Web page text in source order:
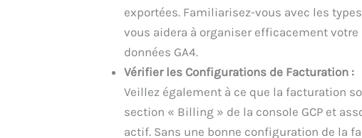
exportées. Familiarisez-vous avec les
vous aidera à organiser efficacement
données GA4.
Vérifier les Configurations de Facturation :
Veillez également à ce que la facturation
section « Billing » de la console GCP et
actif. Sans une bonne configuration de la